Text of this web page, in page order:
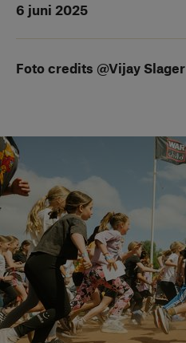
6 juni 2025
Foto credits @Vijay Slager